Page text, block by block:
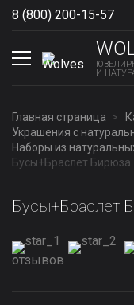
8 (800) 200-15-57
И
Главная страница
Украшения с
Наборы из
Бусы+Браслет
Бусы+Браслет
отзывов